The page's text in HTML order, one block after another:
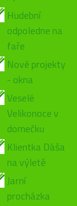
Hudební
odpoledne na
faře
Nové projekty
- okna
Veselé
Velikonoce v
domečku
Klientka Dáša
na výletě
Jarní
procházka